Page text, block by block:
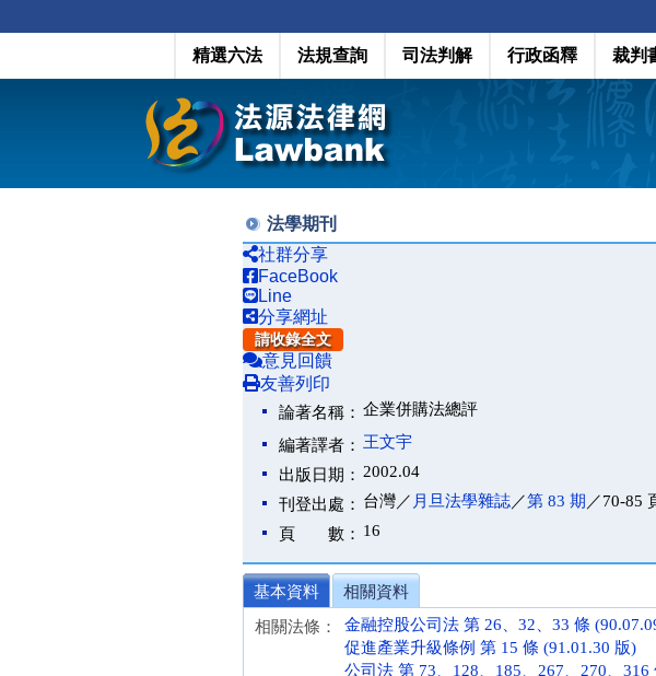
精選六法 法規查詢 司法判解 行政函釋 裁判
法學期刊
社群分享
FaceBook
Line
分享網址
請收錄全文
意見回饋
友善列印
論著名稱： 企業併購法總評
編著譯者： 王文宇
出版日期： 2002.04
刊登出處： 台灣／ 月旦法學雜誌／第 83 期 ／70-85
頁 數： 16
基本資料
相關資料
相關法條：
金融控股公司法 第 26、32、33 條
促進產業升級條例 第 15 條 (91.01.30 版)
公司法 第 73、128、185、267、270、316